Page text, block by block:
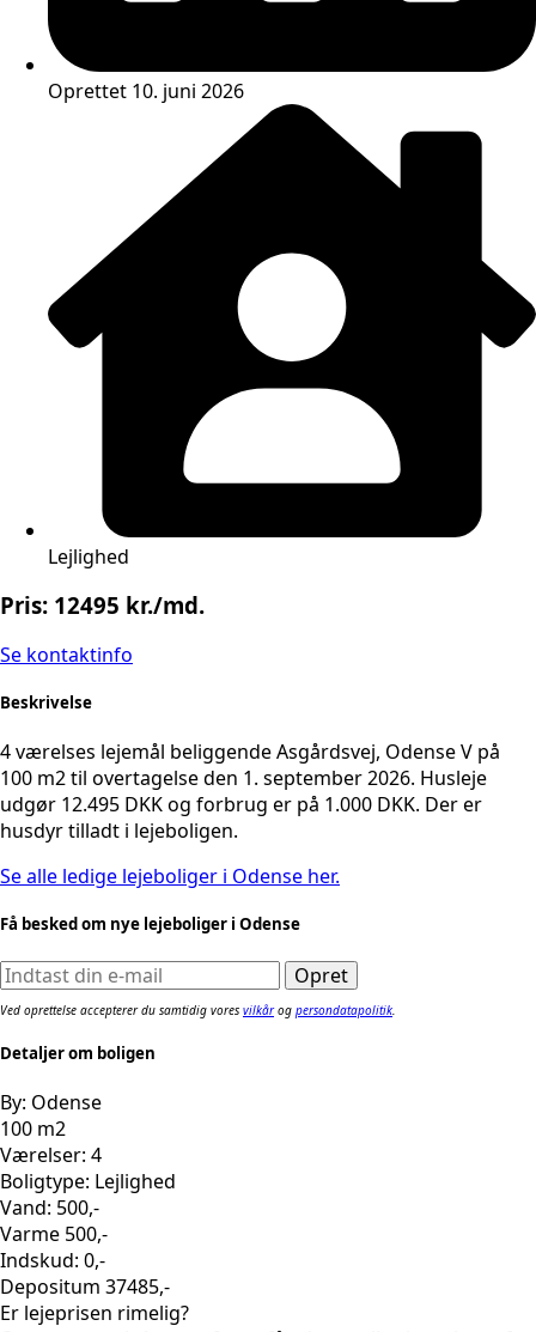
Oprettet 10. juni 2026
Lejlighed
Pris: 12495 kr./md.
Se kontaktinfo
Beskrivelse
4 værelses lejemål beliggende Asgårdsvej, Odense V på
100 m2 til overtagelse den 1. september 2026. Husleje
udgør 12.495 DKK og forbrug er på 1.000 DKK. Der er
husdyr tilladt i lejeboligen.
Se alle ledige lejeboliger i Odense her.
Få besked om nye lejeboliger i Odense
Ved oprettelse accepterer du samtidig vores vilkårog persondatapolitik
Detaljer om boligen
By: Odense
100 m2
Værelser: 4
Boligtype: Lejlighed
Vand: 500,-
Varme 500,-
Indskud: 0,-
Depositum 37485,-
Er lejeprisen rimelig?